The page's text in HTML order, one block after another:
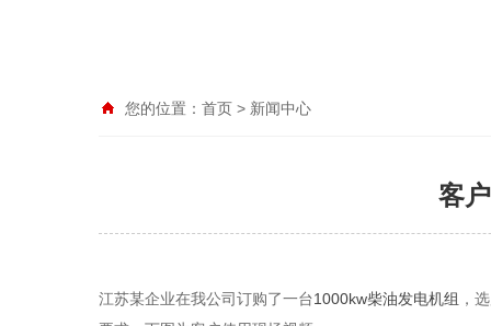
您的位置： 首页 > 新闻中心
客
江苏某企业在我公司订购了一台1000kw柴油发电机组 ，